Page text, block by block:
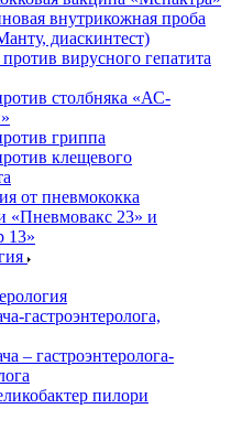
внутрикожная проба
диаскинтест)
вирусного гепатита
столбняка «АС-
гриппа
клещевого
от пневмококка
«Пневмовакс 23» и
13»
гастроэнтеролога,
– гастроэнтеролога-
пилори